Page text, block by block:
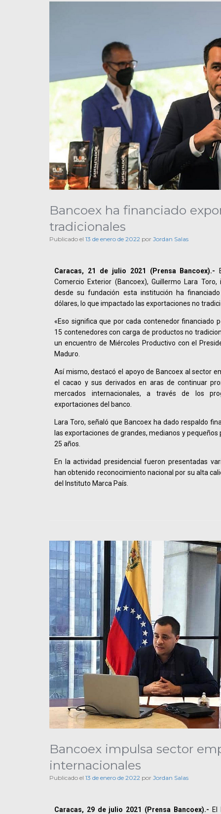
Bancoex ha financiado
tradicionales
Publicado el 13 de enero de 2022 por Jordan Salas
Caracas, 21 de julio 2021 (Prensa Bancoex).-
Comercio Exterior (Bancoex), Guillermo Lara
desde su fundación esta institución ha
dólares, lo que impactado las exportaciones no
«Eso significa que por cada contenedor financiado
15 contenedores con carga de productos no
un encuentro de Miércoles Productivo con el
Maduro.
Así mismo, destacó el apoyo de Bancoex al sector
el cacao y sus derivados en aras de continuar
mercados internacionales, a través de los
exportaciones del banco.
Lara Toro, señaló que Bancoex ha dado respaldo
las exportaciones de grandes, medianos y
25 años.
En la actividad presidencial fueron presentadas
han obtenido reconocimiento nacional por su alta
del Instituto Marca País.
Bancoex impulsa sector
internacionales
Publicado el 13 de enero de 2022 por Jordan Salas
Caracas, 29 de julio 2021 (Prensa Bancoex).- El